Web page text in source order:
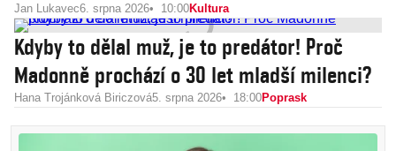
Jan Lukavec6. srpna 2026 10:00Kultura
Kdyby to dělal muž, je to predátor! Proč
Madonně prochází o 30 let mladší milenci?
Hana Trojánková Biriczová5. srpna 2026 18:00Poprask